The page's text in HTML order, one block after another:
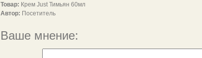
Товар: Крем Just Тимьян 60мл
Автор: Посетитель
Ваше мнение: